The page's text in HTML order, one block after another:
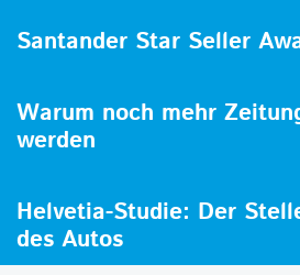
Santander Star Seller
Warum noch mehr
werden
Helvetia-Studie: Der
des Autos